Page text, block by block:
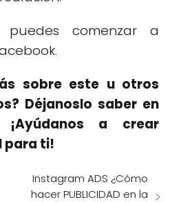
comenzar a
sobre este u otros
Déjanoslo saber en
a crear
para ti!
Instagram ADS ¿Cómo
hacer PUBLICIDAD en la